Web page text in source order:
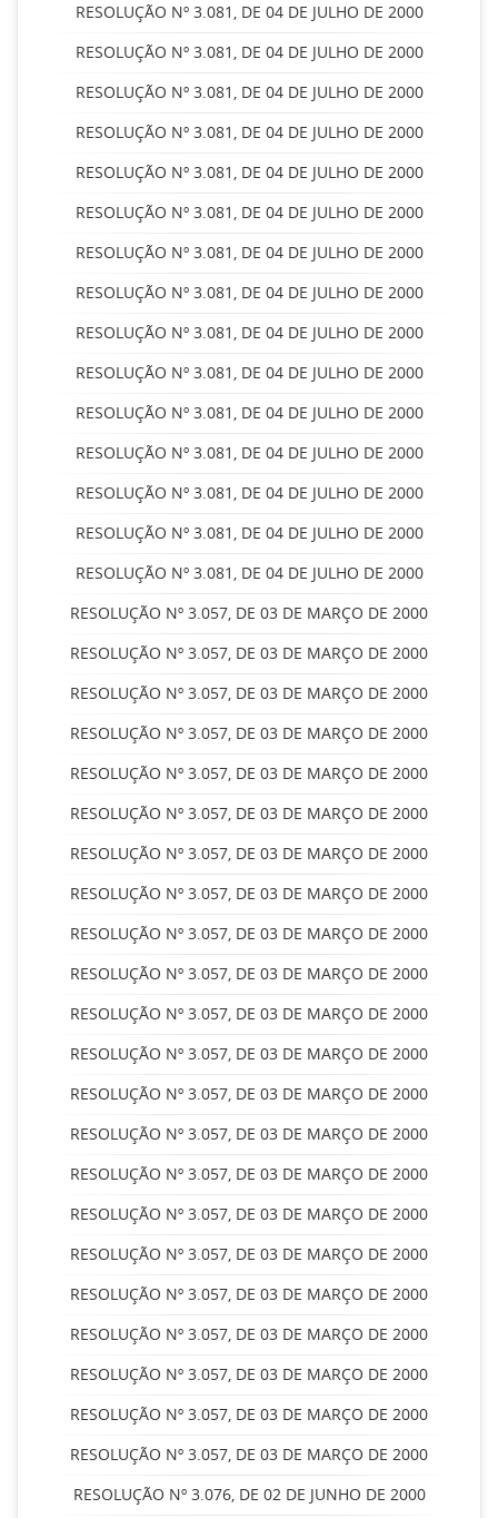
RESOLUÇÃO Nº 3.081, DE 04 DE JULHO DE 2000
RESOLUÇÃO Nº 3.081, DE 04 DE JULHO DE 2000
RESOLUÇÃO Nº 3.081, DE 04 DE JULHO DE 2000
RESOLUÇÃO Nº 3.081, DE 04 DE JULHO DE 2000
RESOLUÇÃO Nº 3.081, DE 04 DE JULHO DE 2000
RESOLUÇÃO Nº 3.081, DE 04 DE JULHO DE 2000
RESOLUÇÃO Nº 3.081, DE 04 DE JULHO DE 2000
RESOLUÇÃO Nº 3.081, DE 04 DE JULHO DE 2000
RESOLUÇÃO Nº 3.081, DE 04 DE JULHO DE 2000
RESOLUÇÃO Nº 3.081, DE 04 DE JULHO DE 2000
RESOLUÇÃO Nº 3.081, DE 04 DE JULHO DE 2000
RESOLUÇÃO Nº 3.081, DE 04 DE JULHO DE 2000
RESOLUÇÃO Nº 3.081, DE 04 DE JULHO DE 2000
RESOLUÇÃO Nº 3.081, DE 04 DE JULHO DE 2000
RESOLUÇÃO Nº 3.081, DE 04 DE JULHO DE 2000
RESOLUÇÃO Nº 3.057, DE 03 DE MARÇO DE 2000
RESOLUÇÃO Nº 3.057, DE 03 DE MARÇO DE 2000
RESOLUÇÃO Nº 3.057, DE 03 DE MARÇO DE 2000
RESOLUÇÃO Nº 3.057, DE 03 DE MARÇO DE 2000
RESOLUÇÃO Nº 3.057, DE 03 DE MARÇO DE 2000
RESOLUÇÃO Nº 3.057, DE 03 DE MARÇO DE 2000
RESOLUÇÃO Nº 3.057, DE 03 DE MARÇO DE 2000
RESOLUÇÃO Nº 3.057, DE 03 DE MARÇO DE 2000
RESOLUÇÃO Nº 3.057, DE 03 DE MARÇO DE 2000
RESOLUÇÃO Nº 3.057, DE 03 DE MARÇO DE 2000
RESOLUÇÃO Nº 3.057, DE 03 DE MARÇO DE 2000
RESOLUÇÃO Nº 3.057, DE 03 DE MARÇO DE 2000
RESOLUÇÃO Nº 3.057, DE 03 DE MARÇO DE 2000
RESOLUÇÃO Nº 3.057, DE 03 DE MARÇO DE 2000
RESOLUÇÃO Nº 3.057, DE 03 DE MARÇO DE 2000
RESOLUÇÃO Nº 3.057, DE 03 DE MARÇO DE 2000
RESOLUÇÃO Nº 3.057, DE 03 DE MARÇO DE 2000
RESOLUÇÃO Nº 3.057, DE 03 DE MARÇO DE 2000
RESOLUÇÃO Nº 3.057, DE 03 DE MARÇO DE 2000
RESOLUÇÃO Nº 3.057, DE 03 DE MARÇO DE 2000
RESOLUÇÃO Nº 3.057, DE 03 DE MARÇO DE 2000
RESOLUÇÃO Nº 3.057, DE 03 DE MARÇO DE 2000
RESOLUÇÃO Nº 3.076, DE 02 DE JUNHO DE 2000